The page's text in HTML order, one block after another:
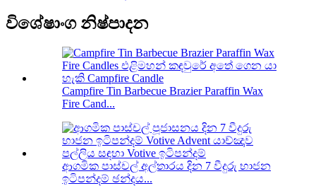
විශේෂාංග නිෂ්පාදන
Campfire Tin Barbecue Brazier Paraffin Wax
Fire Cand...
ආගමික පාස්චල් අල්තාරය දින 7 වීදුරු භාජන
ඉටිපන්දම් ඡන්දය...